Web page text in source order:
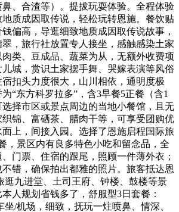
鼻、合渣等）。提拔玩耍体验。全程体验
质成因取传说，轻松玩转恩施。餐饮贴
偏高，导逛细致地质成因取传说故事，
，旅行社放置专人接坐，感触感染土家
类、豆成品、蔬菜为从，无额外收费项
城，赏识土家摆手舞、哭嫁表演等风俗
扣头力度很大，山川相依，通明度极
“东方科罗拉多”，含3早餐5正餐（含1
择市区或景点周边的当地小餐馆，且无
锦、富硒茶、腊肉干等，可享受团购优
上，间接入园。选择了恩施启程国际旅
，景区内有良多特色小吃和留念品，全
门票、住宿的跟尾，照顾一件薄外衣；
错，确保拍出都雅的照片。旅客抵达恩
逛九进堂、土司王府、钟楼、鼓楼等景
人规划省钱多了，舒服型3日套餐：
坐/机场，细致，抚玩一炷喷鼻、情深、